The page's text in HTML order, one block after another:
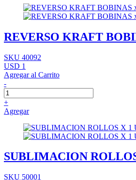
REVERSO KRAFT
SKU 40092
USD 1
Agregar al Carrito
-
+
Agregar
SUBLIMACION
SKU 50001